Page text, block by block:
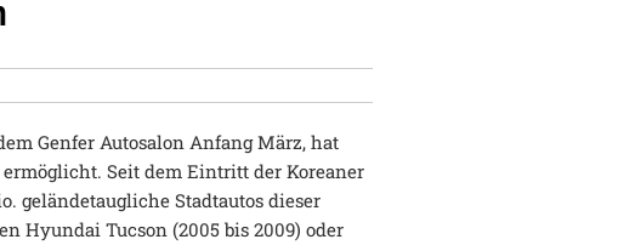
Genfer Autosalon Anfang März, hat
Seit dem Eintritt der Koreaner
geländetaugliche Stadtautos dieser
Hyundai Tucson (2005 bis 2009) oder